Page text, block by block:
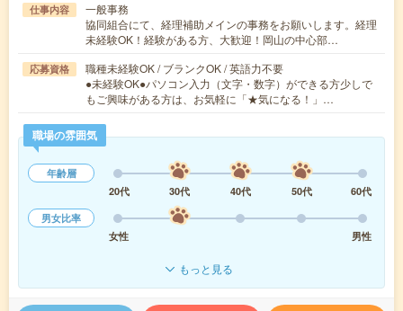
仕事内容
一般事務
協同組合にて、経理補助メインの事務をお願いします。経理
未経験OK！経験がある方、大歓迎！岡山の中心部…
応募資格
職種未経験OK / ブランクOK / 英語力不要
●未経験OK●パソコン入力（文字・数字）ができる方少しで
もご興味がある方は、お気軽に「★気になる！」…
職場の雰囲気
年齢層
20代
30代 40代 50代
60代
男女比率
女性
男性
もっと見る